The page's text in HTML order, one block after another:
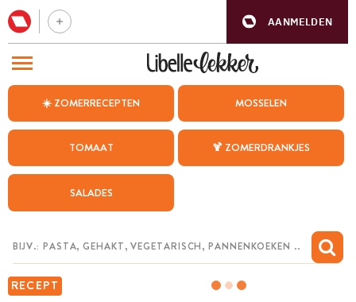
AANMELDEN
☀️ ZOMERRECEPTEN MOSSELEN
TOMAAT 🍹 ZOMERDRANKJES
SALADES
RECEPT
BEZOEK ONZE ANDERE WEBSITES
WEEKMENU
CHAT MET MAIA
MIJN BEWAARDE RECEPTEN